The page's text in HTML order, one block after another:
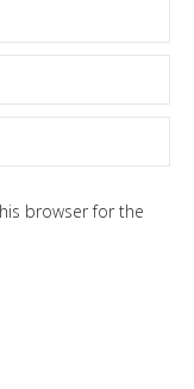
browser for the